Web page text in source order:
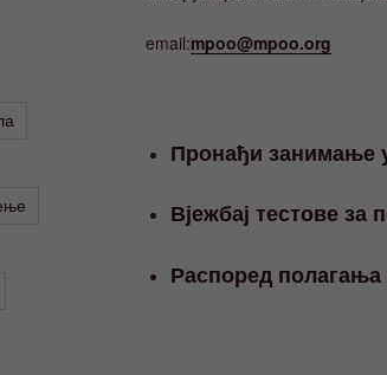
email:mpoo@mpoo.org
Пронађи занимање
Вјежбај тестове за
Распоред полагања